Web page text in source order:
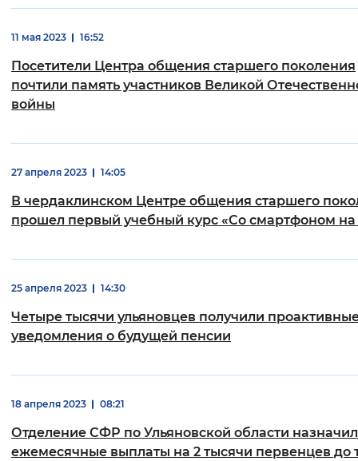
11 мая 2023 16:52
Посетители Центра общения старшего поколения
почтили память участников Великой
войны
27 апреля 2023 14:05
В чердаклинском Центре общения старшего
прошел первый учебный курс «Со смартфоном на
25 апреля 2023 14:30
Четыре тысячи ульяновцев получили
уведомления о будущей пенсии
18 апреля 2023 08:21
Отделение СФР по Ульяновской области
ежемесячные выплаты на 2 тысячи первенцев до